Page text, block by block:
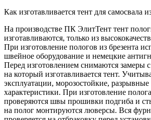
Как изготавливается тент для самосвала
На производстве ПК ЭлитТент тент
изготавливаются, только из
При изготовление пологов из брезента
швейное оборудование и немецкие
Перед изготовлением снимаются замеры с
на который изготавливается тент.
эксплуатации, морозостойкие,
характеристики. При изготовление
проверяются швы прошивки подгиба и
на полог монтируются люверсы. Вся